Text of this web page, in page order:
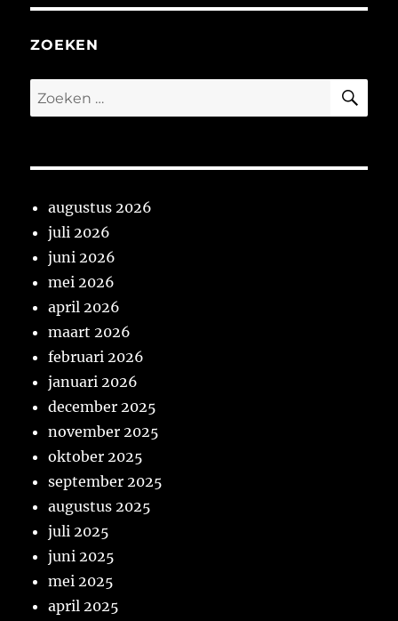
ZOEKEN
Zoeken
naar:
augustus 2026
juli 2026
juni 2026
mei 2026
april 2026
maart 2026
februari 2026
januari 2026
december 2025
november 2025
oktober 2025
september 2025
augustus 2025
juli 2025
juni 2025
mei 2025
april 2025